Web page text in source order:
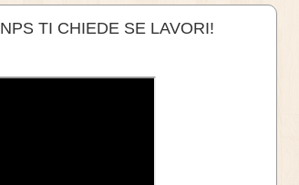
TI CHIEDE SE LAVORI!